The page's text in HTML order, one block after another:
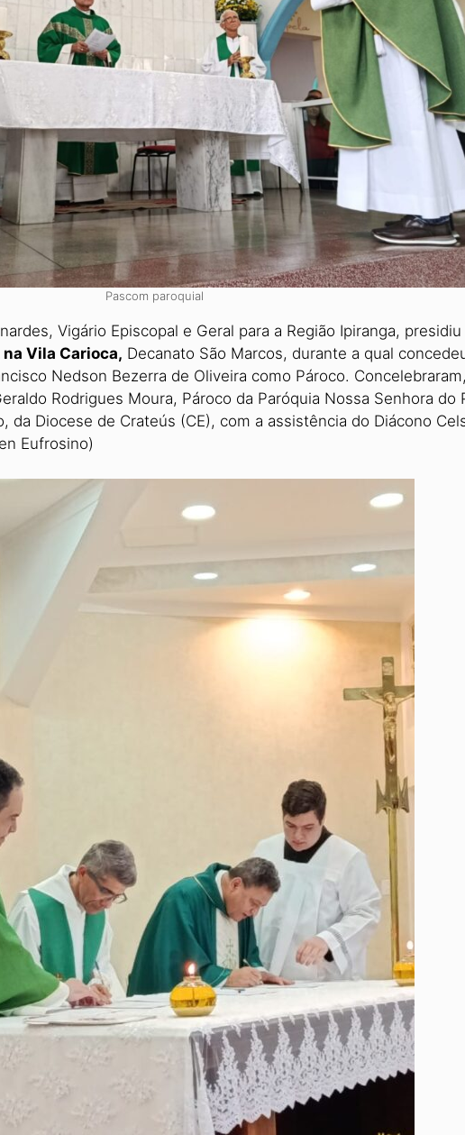
Pascom paroquial
Vigário Episcopal e Geral para a Região Ipiranga, presidiu
Vila Carioca, Decanato São Marcos, durante a qual
Nedson Bezerra de Oliveira como Pároco.
Rodrigues Moura, Pároco da Paróquia Nossa Senhora do
da Diocese de Crateús (CE), com a assistência do Diácono
Eufrosino)